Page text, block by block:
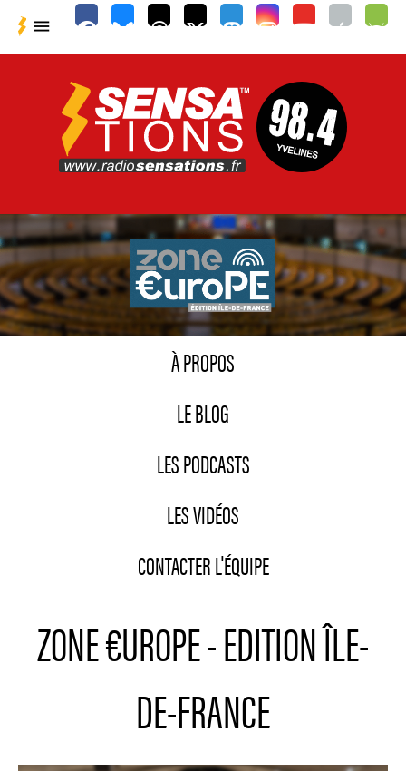

À PROPOS
LE BLOG
LES PODCASTS
LES VIDÉOS
CONTACTER L'ÉQUIPE
ZONE €UROPE - EDITION ÎLE-
DE-FRANCE